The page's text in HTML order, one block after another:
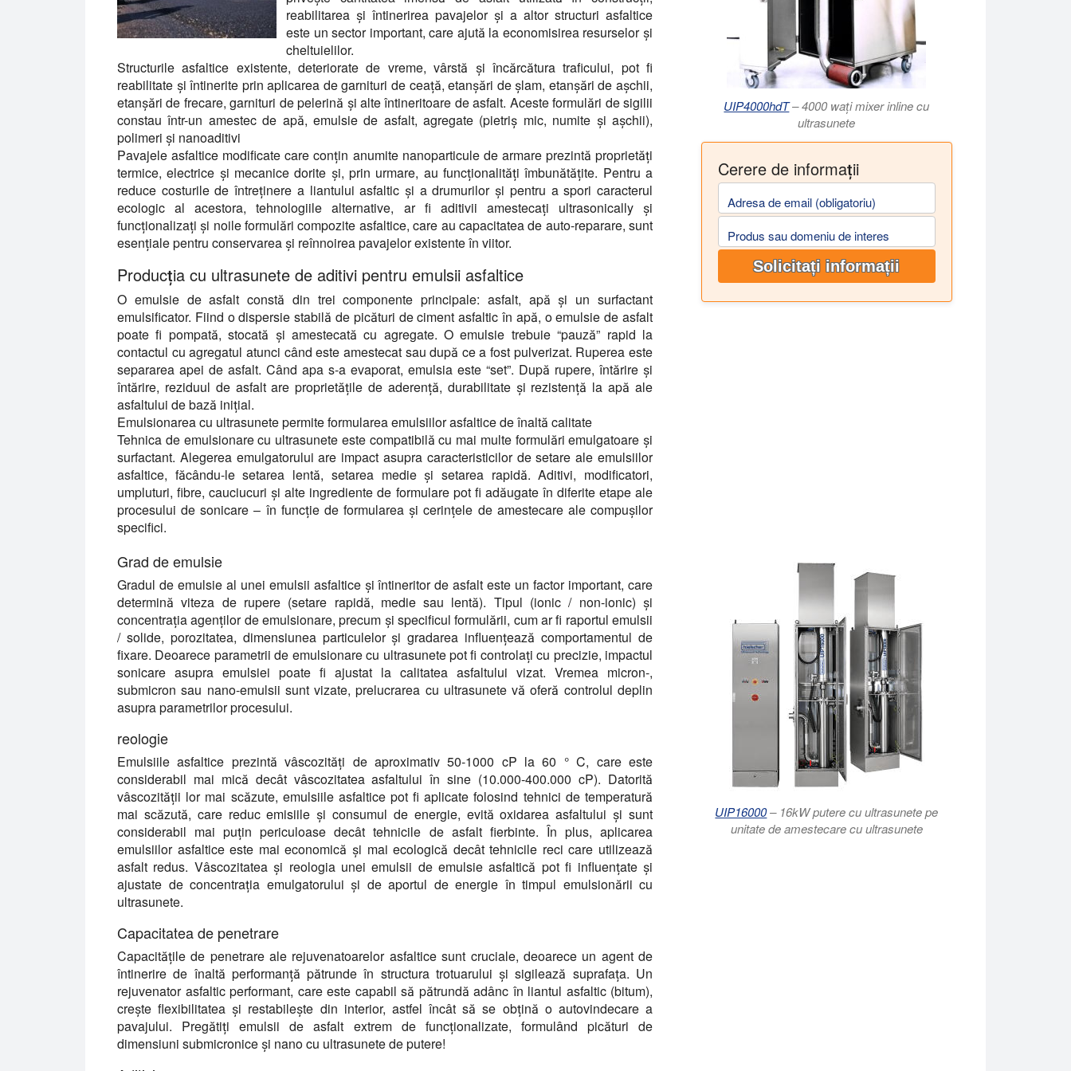
reabilitarea și întinerirea pavajelor și a altor structuri asfaltice
este un sector important, care ajută la economisirea resurselor și
cheltuielilor.
Structurile asfaltice existente, deteriorate de vreme, vârstă și încărcătura traficului, pot fi
reabilitate și întinerite prin aplicarea de garnituri de ceață, etanșări de șlam, etanșări de așchii,
etanșări de frecare, garnituri de pelerină și alte întineritoare de asfalt. Aceste formulări de sigilii
constau într-un amestec de apă, emulsie de asfalt, agregate (pietriș mic, numite și așchii),
polimeri și nanoaditivi
Pavajele asfaltice modificate care conțin anumite nanoparticule de armare prezintă proprietăți
termice, electrice și mecanice dorite și, prin urmare, au funcționalități îmbunătățite. Pentru a
reduce costurile de întreținere a liantului asfaltic și a drumurilor și pentru a spori caracterul
ecologic al acestora, tehnologiile alternative, ar fi aditivii amestecați ultrasonically și
funcționalizați și noile formulări compozite asfaltice, care au capacitatea de auto-reparare, sunt
esențiale pentru conservarea și reînnoirea pavajelor existente în viitor.
Producția cu ultrasunete de aditivi pentru emulsii asfaltice
O emulsie de asfalt constă din trei componente principale: asfalt, apă și un surfactant
emulsificator. Fiind o dispersie stabilă de picături de ciment asfaltic în apă, o emulsie de asfalt
poate fi pompată, stocată și amestecată cu agregate. O emulsie trebuie “pauză” rapid la
contactul cu agregatul atunci când este amestecat sau după ce a fost pulverizat. Ruperea este
separarea apei de asfalt. Când apa s-a evaporat, emulsia este “set”. După rupere, întărire și
întărire, reziduul de asfalt are proprietățile de aderență, durabilitate și rezistență la apă ale
asfaltului de bază inițial.
Emulsionarea cu ultrasunete permite formularea emulsiilor asfaltice de înaltă calitate
Tehnica de emulsionare cu ultrasunete este compatibilă cu mai multe formulări emulgatoare și
surfactant. Alegerea emulgatorului are impact asupra caracteristicilor de setare ale emulsiilor
asfaltice, făcându-le setarea lentă, setarea medie și setarea rapidă. Aditivi, modificatori,
umpluturi, fibre, cauciucuri și alte ingrediente de formulare pot fi adăugate în diferite etape ale
procesului de sonicare – în funcție de formularea și cerințele de amestecare ale compușilor
specifici.
UIP4000hdT– 4000 wați mixer inline cu
ultrasunete
Cerere de informații
Adresa de email (obligatoriu)
Produs sau domeniu de interes
Solicitați informații
Grad de emulsie
Gradul de emulsie al unei emulsii asfaltice și întineritor de asfalt este un factor important, care
determină viteza de rupere (setare rapidă, medie sau lentă). Tipul (ionic / non-ionic) și
concentrația agenților de emulsionare, precum și specificul formulării, cum ar fi raportul emulsii
/ solide, porozitatea, dimensiunea particulelor și gradarea influențează comportamentul de
fixare. Deoarece parametrii de emulsionare cu ultrasunete pot fi controlați cu precizie, impactul
sonicare asupra emulsiei poate fi ajustat la calitatea asfaltului vizat. Vremea micron-,
submicron sau nano-emulsii sunt vizate, prelucrarea cu ultrasunete vă oferă controlul deplin
asupra parametrilor procesului.
reologie
Emulsiile asfaltice prezintă vâscozități de aproximativ 50-1000 cP la 60 ° C, care este
considerabil mai mică decât vâscozitatea asfaltului în sine (10.000-400.000 cP). Datorită
vâscozității lor mai scăzute, emulsiile asfaltice pot fi aplicate folosind tehnici de temperatură
mai scăzută, care reduc emisiile și consumul de energie, evită oxidarea asfaltului și sunt
considerabil mai puțin periculoase decât tehnicile de asfalt fierbinte. În plus, aplicarea
emulsiilor asfaltice este mai economică și mai ecologică decât tehnicile reci care utilizează
asfalt redus. Vâscozitatea și reologia unei emulsii de emulsie asfaltică pot fi influențate și
ajustate de concentrația emulgatorului și de aportul de energie în timpul emulsionării cu
ultrasunete.
Capacitatea de penetrare
Capacitățile de penetrare ale rejuvenatoarelor asfaltice sunt cruciale, deoarece un agent de
întinerire de înaltă performanță pătrunde în structura trotuarului și sigilează suprafața. Un
rejuvenator asfaltic performant, care este capabil să pătrundă adânc în liantul asfaltic (bitum),
crește flexibilitatea și restabilește din interior, astfel încât să se obțină o autovindecare a
pavajului. Pregătiți emulsii de asfalt extrem de funcționalizate, formulând picături de
dimensiuni submicronice și nano cu ultrasunete de putere!
UIP16000– 16kW putere cu ultrasunete pe
unitate de amestecare cu ultrasunete